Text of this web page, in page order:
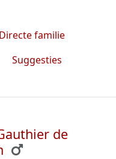
Directe familie
Suggesties
de